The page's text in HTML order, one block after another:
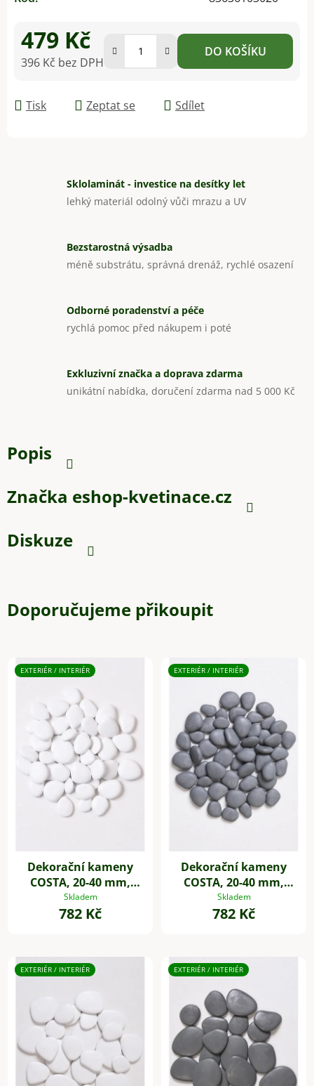
479 Kč
396 Kč bez DPH
DO KOŠÍKU
Tisk Zeptat se Sdílet
Sklolaminát - investice na desítky let
lehký materiál odolný vůči mrazu a UV
Bezstarostná výsadba
méně substrátu, správná drenáž, rychlé osazení
Odborné poradenství a péče
rychlá pomoc před nákupem i poté
Exkluzivní značka a doprava zdarma
unikátní nabídka, doručení zdarma nad 5 000 Kč
Popis
Značka eshop-kvetinace.cz
Diskuze
Doporučujeme přikoupit
EXTERIÉR / INTERIÉR
Dekorační kameny
COSTA, 20-40 mm,
plast, bílá
Skladem
782 Kč
EXTERIÉR / INTERIÉR
Dekorační kameny
COSTA, 20-40 mm,
plast, šedá
Skladem
782 Kč
EXTERIÉR / INTERIÉR EXTERIÉR / INTERIÉR